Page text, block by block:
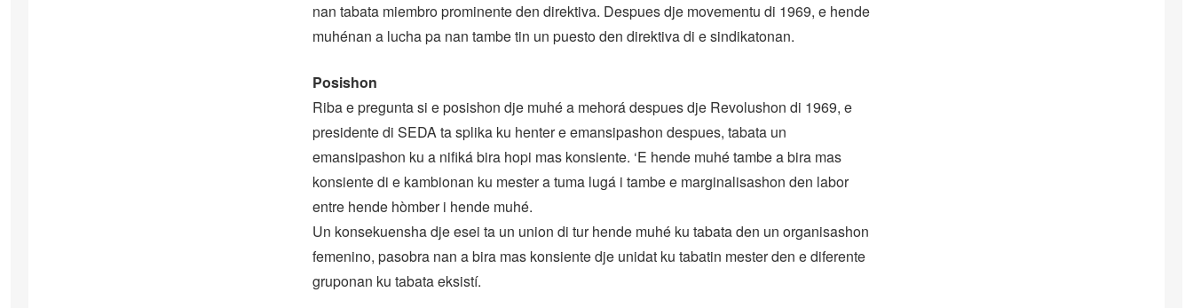
nan tabata miembro prominente den direktiva. Despues dje movementu di 1969, e hende
muhénan a lucha pa nan tambe tin un puesto den direktiva di e sindikatonan.
Posishon
Riba e pregunta si e posishon dje muhé a mehorá despues dje Revolushon di 1969, e
presidente di SEDA ta splika ku henter e emansipashon despues, tabata un
emansipashon ku a nifiká bira hopi mas konsiente. ‘E hende muhé tambe a bira mas
konsiente di e kambionan ku mester a tuma lugá i tambe e marginalisashon den labor
entre hende hòmber i hende muhé.
Un konsekuensha dje esei ta un union di tur hende muhé ku tabata den un organisashon
femenino, pasobra nan a bira mas konsiente dje unidat ku tabatin mester den e diferente
gruponan ku tabata eksistí.